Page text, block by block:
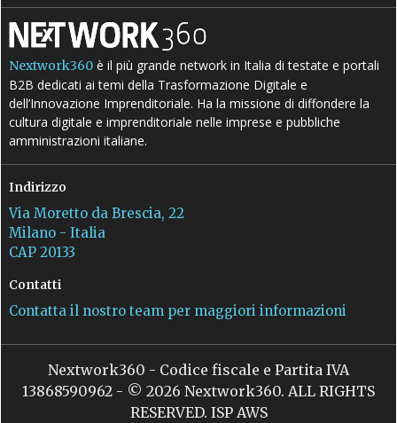
Nextwork360 è il più grande network in Italia di testate e portali
B2B dedicati ai temi della Trasformazione Digitale e
dell’Innovazione Imprenditoriale. Ha la missione di diffondere la
cultura digitale e imprenditoriale nelle imprese e pubbliche
amministrazioni italiane.
Indirizzo
Via Moretto da Brescia, 22
Milano - Italia
CAP 20133
Contatti
Contatta il nostro team per maggiori informazioni
Nextwork360 - Codice fiscale e Partita IVA
13868590962 - © 2026 Nextwork360. ALL RIGHTS
RESERVED. ISP AWS